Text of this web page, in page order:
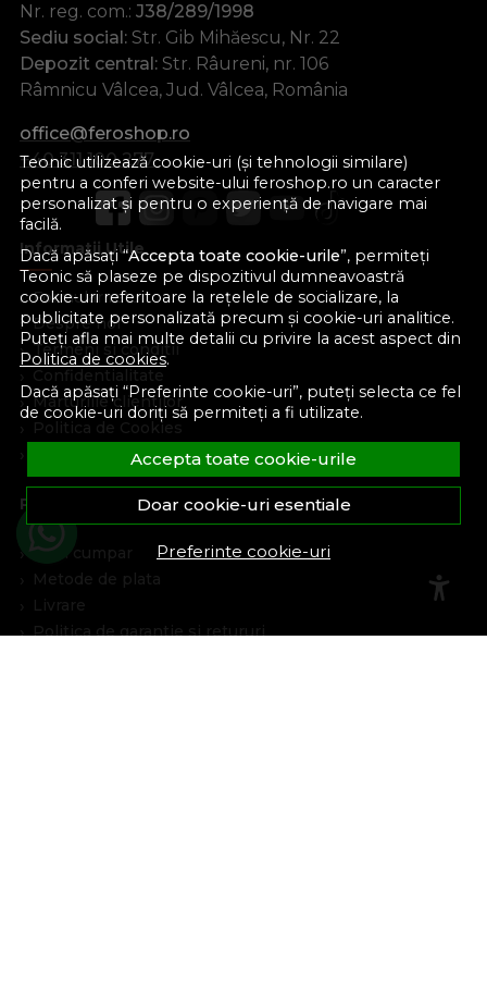
Teonic utilizează cookie-uri (și tehnologii similare)
pentru a conferi website-ului feroshop.ro un caracter
personalizat și pentru o experiență de navigare mai
facilă.
Dacă apăsați “Accepta toate cookie-urile”, permiteți
Teonic să plaseze pe dispozitivul dumneavoastră
cookie-uri referitoare la rețelele de socializare, la
publicitate personalizată precum și cookie-uri analitice.
Puteți afla mai multe detalii cu privire la acest aspect din
Politica de cookies.
Dacă apăsați “Preferinte cookie-uri”, puteți selecta ce fel
de cookie-uri doriți să permiteți a fi utilizate.
Accepta toate cookie-urile
Doar cookie-uri esentiale
Preferinte cookie-uri
Nr. reg. com.: J38/289/1998
Sediu social: Str. Gib Mihăescu, Nr. 22
Depozit central: Str. Râureni, nr. 106
Râmnicu Vâlcea, Jud. Vâlcea, România
office@feroshop.ro
+40 311 100 277
Informatii Utile
Formular retur
Despre noi
Termeni si conditii
Confidentialitate
Marturiile clientilor
Politica de Cookies
Plata Si Livrare
Cum cumpar
Metode de plata
Livrare
Politica de garantie si retururi